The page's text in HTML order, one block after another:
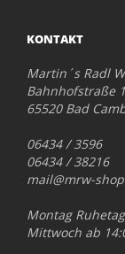
KONTAKT
Martin´s Radl
Bahnhofstraße
65520 Bad
06434 / 3596
06434 / 38216
mail@mrw-
Montag Ruhetag
Mittwoch ab